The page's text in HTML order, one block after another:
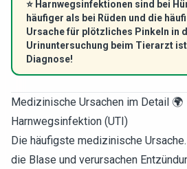
⭐ Harnwegsinfektionen sind bei
häufiger als bei Rüden und die
Ursache für plötzliches Pinkeln in
Urinuntersuchung beim Tierarzt
Diagnose!
Medizinische Ursachen im Detail 🌍
Harnwegsinfektion (UTI)
Die häufigste medizinische
die Blase und verursachen